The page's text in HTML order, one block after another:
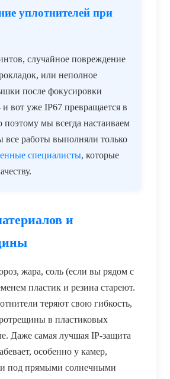
уплотнителей при
случайное повреждение
или неполное
после фокусировки
вот уже IP67 превращается в
мы всегда настаиваем
все работы выполняли только
специалисты, которые
и
жара, соль (если вы рядом с
пластик и резина стареют.
теряют свою гибкость,
в пластиковых
Даже самая лучшая IP-защита
особенно у камер,
под прямыми солнечными